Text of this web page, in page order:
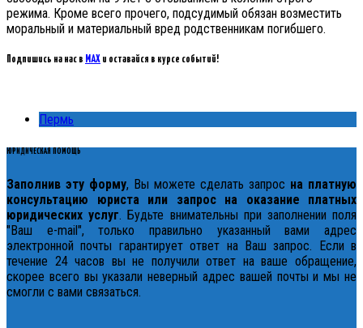
режима. Кроме всего прочего, подсудимый обязан возместить
моральный и материальный вред родственникам погибшего.
Подпишись на нас в MAX и оставайся в курсе событий!
Пермь
ЮРИДИЧЕСКАЯ ПОМОЩЬ
Заполнив эту форму, Вы можете сделать запрос на платную
консультацию юриста или запрос на оказание платных
юридических услуг. Будьте внимательны при заполнении поля
"Ваш e-mail", только правильно указанный вами адрес
электронной почты гарантирует ответ на Ваш запрос. Если в
течение 24 часов вы не получили ответ на ваше обращение,
скорее всего вы указали неверный адрес вашей почты и мы не
смогли с вами связаться.